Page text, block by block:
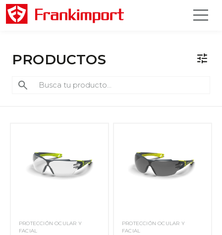
PRODUCTOS
PROTECCIÓN OCULAR Y
FACIAL
PROTECCIÓN OCULAR Y
FACIAL